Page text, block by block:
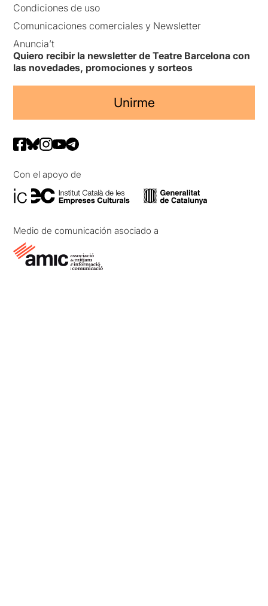
Condiciones de uso
Comunicaciones comerciales y Newsletter
Anuncia’t
Quiero recibir la newsletter de Teatre Barcelona con
las novedades, promociones y sorteos
Unirme
Con el apoyo de
Medio de comunicación asociado a